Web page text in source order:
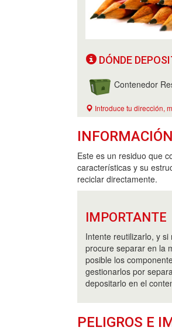
DÓNDE
Contenedor
Introduce tu dirección,
INFORMACIÓN
Este es un residuo que
características y su
reciclar directamente.
IMPORTANTE
Intente reutilizarlo, y si
procure separar en la
posible los
gestionarlos por
depositarlo en el
PELIGROS E